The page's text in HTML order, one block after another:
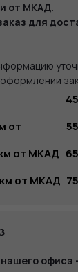
от МКАД.
для
от МКАД
от МКАД
от
офиса